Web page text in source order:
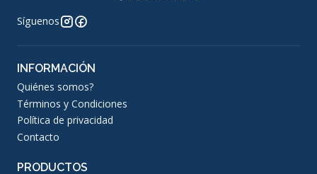
Síguenos
INFORMACIÓN
Quiénes somos?
Términos y Condiciones
Política de privacidad
Contacto
PRODUCTOS